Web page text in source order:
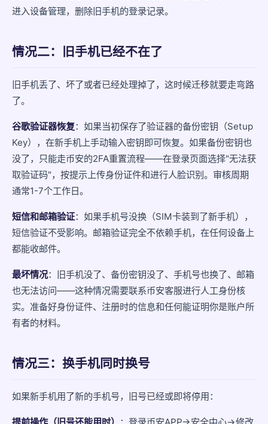
进入设备管理，删除旧手机的登录记录。
情况二：旧手机已经不在了
旧手机丢了、坏了或者已经处理掉了，这时候迁移就要走弯路
了。
谷歌验证器恢复：如果当初保存了验证器的备份密钥（Setup
Key），在新手机上手动输入密钥即可恢复。如果备份密钥也
没了，只能走币安的2FA重置流程——在登录页面选择"无法获
取验证码"，按提示上传身份证件和进行人脸识别。审核周期
通常1-7个工作日。
短信和邮箱验证：如果手机号没换（SIM卡装到了新手机），
短信验证不受影响。邮箱验证完全不依赖手机，在任何设备上
都能收邮件。
最坏情况：旧手机没了、备份密钥没了、手机号也换了、邮箱
也无法访问——这种情况需要联系币安客服进行人工身份核
实。准备好身份证件、注册时的信息和任何能证明你是账户所
有者的材料。
情况三：换手机同时换号
如果新手机用了新的手机号，旧号已经或即将停用：